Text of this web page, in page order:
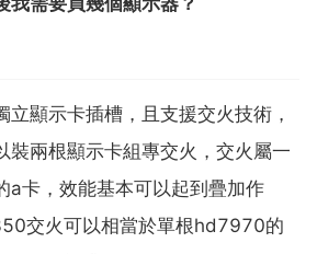
立顯示卡插槽，且支援交火技術，
裝兩根顯示卡組專交火，交火屬一
a卡，效能基本可以起到疊加作
交火可以相當於單根hd7970的